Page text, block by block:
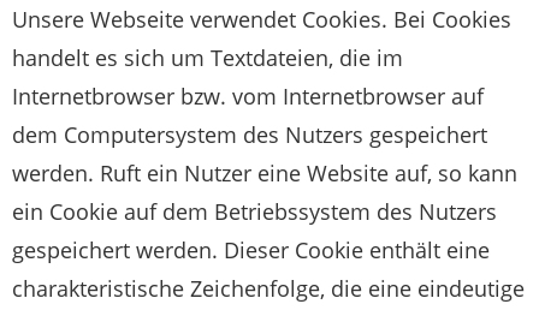
Unsere Webseite verwendet Cookies. Bei Cookies
handelt es sich um Textdateien, die im
Internetbrowser bzw. vom Internetbrowser auf
dem Computersystem des Nutzers gespeichert
werden. Ruft ein Nutzer eine Website auf, so kann
ein Cookie auf dem Betriebssystem des Nutzers
gespeichert werden. Dieser Cookie enthält eine
charakteristische Zeichenfolge, die eine eindeutige